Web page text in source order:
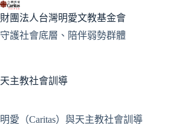
跳
至
主
容
財團法人台灣明愛文教基金會
守護社會底層、陪伴弱勢群體
天主教社會訓導
明愛（Caritas）與天主教社會訓導